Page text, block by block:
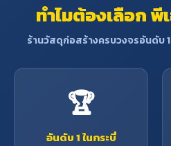
ทำไมต้องเลือก พี
ร้านวัสดุก่อสร้างครบวงจรอันดับ
🏆
อันดับ 1 ในกระบี่